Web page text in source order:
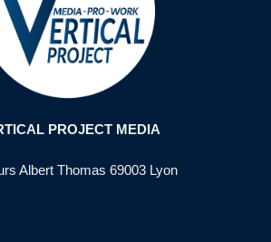
PROJECT MEDIA
Albert Thomas 69003 Lyon